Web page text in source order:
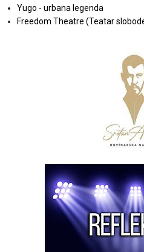
Yugo - urbana legenda
Freedom Theatre (Teatar